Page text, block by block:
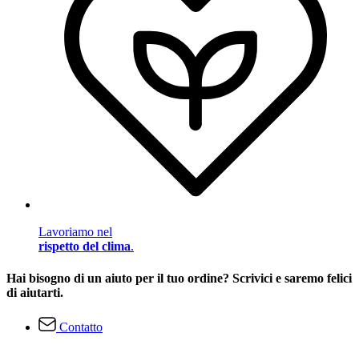
Lavoriamo nel
rispetto del clima.
Hai bisogno di un aiuto per il tuo ordine? Scrivici e saremo felici
di aiutarti.
Contatto